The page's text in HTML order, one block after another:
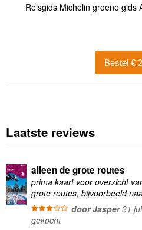
Reisgids Michelin groene gids
Laatste reviews
alleen de grote routes
prima kaart voor overzicht
grote routes, bijvoorbeeld
wandelingen te plannen
door Jasper31
gekocht